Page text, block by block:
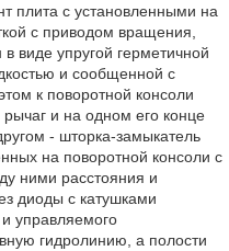
плита с установленными на
с приводом вращения,
виде упругой герметичной
и сообщенной с
к поворотной консоли
и на одном его конце
- шторка-замыкатель
на поворотной консоли с
ними расстояния и
диоды с катушками
управляемого
гидролинию, а полости